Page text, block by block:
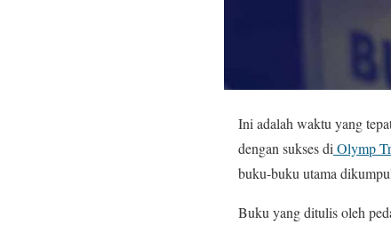
Ini adalah waktu yang
dengan sukses di Olymp
buku-buku utama
Buku yang ditulis oleh